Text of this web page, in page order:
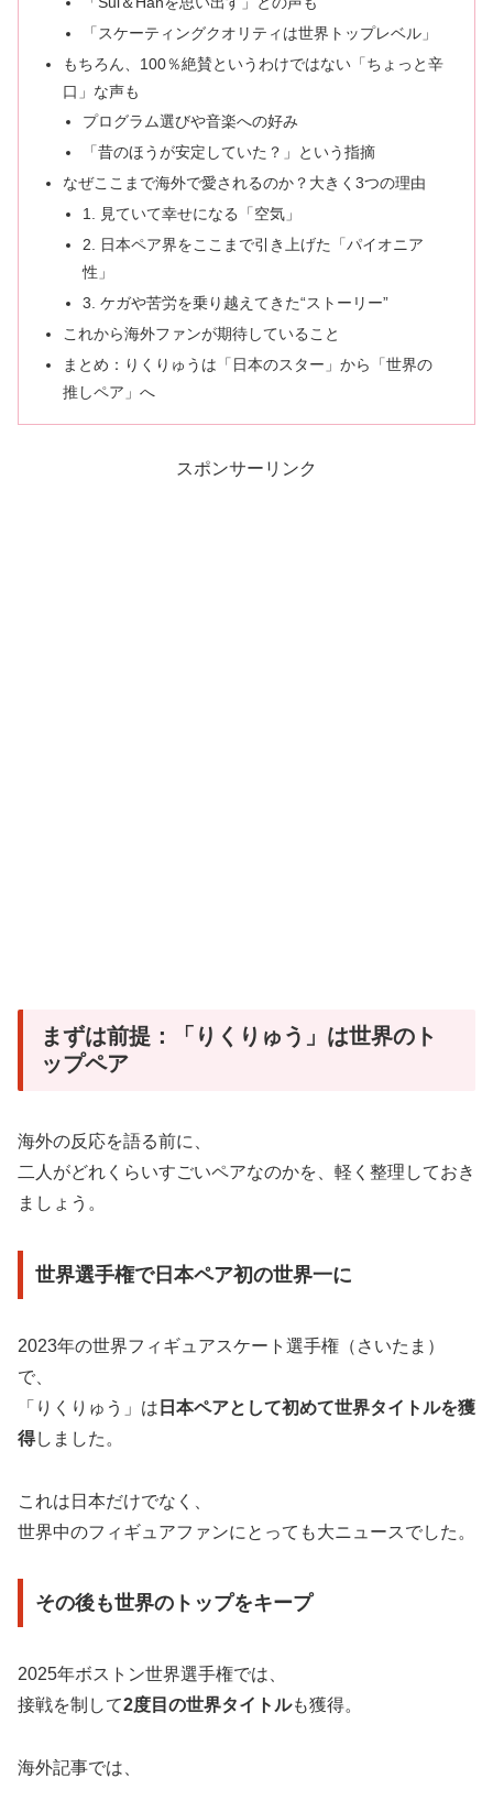
「スケーティングクオリティは世界トップレベル」
もちろん、100％絶賛というわけではない「ちょっと辛
口」な声も
プログラム選びや音楽への好み
「昔のほうが安定していた？」という指摘
なぜここまで海外で愛されるのか？大きく3つの理由
1. 見ていて幸せになる「空気」
2. 日本ペア界をここまで引き上げた「パイオニア
性」
3. ケガや苦労を乗り越えてきた“ストーリー”
これから海外ファンが期待していること
まとめ：りくりゅうは「日本のスター」から「世界の
推しペア」へ
スポンサーリンク
まずは前提：「りくりゅう」は世界のト
ップペア
海外の反応を語る前に、
二人がどれくらいすごいペアなのかを、軽く整理しておき
ましょう。
世界選手権で日本ペア初の世界一に
2023年の世界フィギュアスケート選手権（さいたま）
で、
「りくりゅう」は 日本ペアとして初めて世界タイトルを獲
得しました。
これは日本だけでなく、
世界中のフィギュアファンにとっても大ニュースでした。
その後も世界のトップをキープ
2025年ボストン世界選手権では、
接戦を制して2度目の世界タイトルも獲得。
海外記事では、